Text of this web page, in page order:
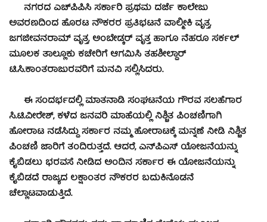
ನಗರದ ಎಚ್‍ಪಿಪಿಸಿ ಸರ್ಕಾರಿ ಪ್ರಥಮ ದರ್ಜೆ ಕಾಲೇಜು
ಅವರಣದಿಂದ ಹೊರಟ ನೌಕರರ ಪ್ರತಿಭಟನೆ ವಾಲ್ಮೀಕಿ ವೃತ್ತ,
ಜಗಜೀವನರಾಮ್ ವೃತ್ತ, ಅಂಬೇಡ್ಕರ್ ವೃತ್ತ ಹಾಗೂ ನೆಹರೂ ಸರ್ಕಲ್
ಮೂಲಕ ತಾಲ್ಲೂಕು ಕಚೇರಿಗೆ ಆಗಮಿಸಿ ತಹಶೀಲ್ದಾರ್
ಟಿ.ಸಿ.ಕಾಂತರಾಜುರವರಿಗೆ ಮನವಿ ಸಲ್ಲಿಸಿದರು.
ಈ ಸಂದರ್ಭದಲ್ಲಿ ಮಾತನಾಡಿ ಸಂಘಟನೆಯ ಗೌರವ ಸಲಹೆಗಾರ
ಸಿ.ಟಿ.ವೀರೇಶ್, ಕಳೆದ ಜನವರಿ ಮಾಹೆಯಲ್ಲಿ ನಿಶ್ಚಿತ ಪಿಂಚಣಿಗಾಗಿ
ಹೋರಾಟ ನಡೆಸಿದ್ದು ಸರ್ಕಾರ ನಮ್ಮ ಹೋರಾಟಕ್ಕೆ ಮನ್ನಣೆ ನೀಡಿ ನಿಶ್ಚಿತ
ಪಿಂಚಣಿ ಜಾರಿಗೆ ತಂದಿರುತ್ತದೆ. ಆದರೆ, ಎನ್‍ಪಿಎಸ್ ಯೋಜನೆಯನ್ನು
ಕೈಬಿಡಲು ಭರವಸೆ ನೀಡಿದ ಅಂದಿನ ಸರ್ಕಾರ ಈ ಯೋಜನೆಯನ್ನು
ಕೈಬಿಡದೆ ರಾಜ್ಯದ ಲಕ್ಷಾಂತರ ನೌಕರರ ಬದುಕಿನೊಡನೆ
ಚೆಲ್ಲಾಟವಾಡುತ್ತಿದೆ.